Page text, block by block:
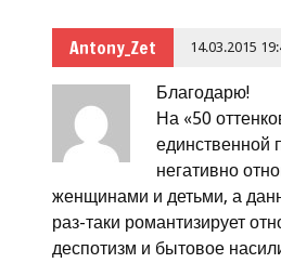
Antony_Zet 14.03.2015
Благодарю!
На «50
единственной
негативно
женщинами и детьми, а
раз-таки романтизирует
деспотизм и бытовое